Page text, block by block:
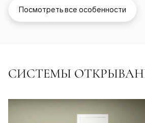
Посмотреть все особенности
СИСТЕМЫ